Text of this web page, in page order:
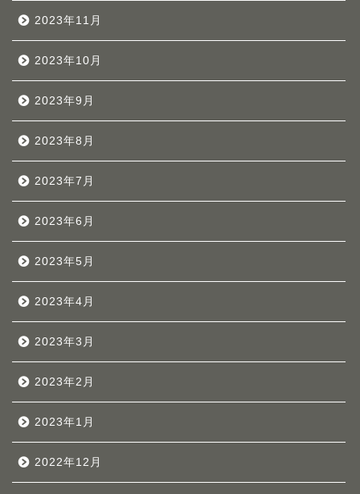
2023年11月
2023年10月
2023年9月
2023年8月
2023年7月
2023年6月
2023年5月
2023年4月
2023年3月
2023年2月
2023年1月
2022年12月